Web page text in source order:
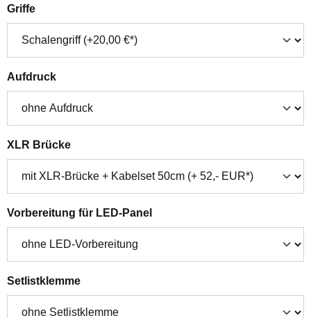
Griffeauswählen
Aufdruckauswählen
XLR Brückeauswählen
Vorbereitung für LED-Panelauswählen
Setlistklemmeauswählen